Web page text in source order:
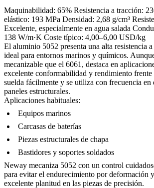
Maquinabilidad: 65% Resistencia a tracción:
elástico: 193 MPa Densidad: 2,68 g/cm³
Excelente, especialmente en agua salada
138 W/m·K Coste típico: 4,00–6,00 USD/kg
El aluminio 5052 presenta una alta resistencia
ideal para entornos marinos y químicos.
mecanizable que el 6061, destaca en
excelente conformabilidad y rendimiento frente
suelda fácilmente y se utiliza con frecuencia en
paneles estructurales.
Aplicaciones habituales:
Equipos marinos
Carcasas de baterías
Piezas estructurales de chapa
Bastidores y soportes soldados
Neway mecaniza 5052 con un control
para evitar el endurecimiento por deformación
excelente planitud en las piezas de precisión.